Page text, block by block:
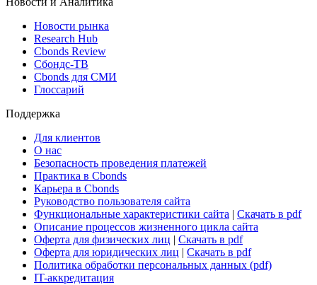
Новости рынка
Research Hub
Cbonds Review
Сбондс-ТВ
Cbonds для СМИ
Глоссарий
Поддержка
Для клиентов
О нас
Безопасность проведения платежей
Практика в Cbonds
Карьера в Cbonds
Руководство пользователя сайта
Функциональные характеристики сайта | Скачать в pdf
Описание процессов жизненного цикла сайта
Оферта для физических лиц | Скачать в pdf
Оферта для юридических лиц | Скачать в pdf
Политика обработки персональных данных (pdf)
IT-аккредитация